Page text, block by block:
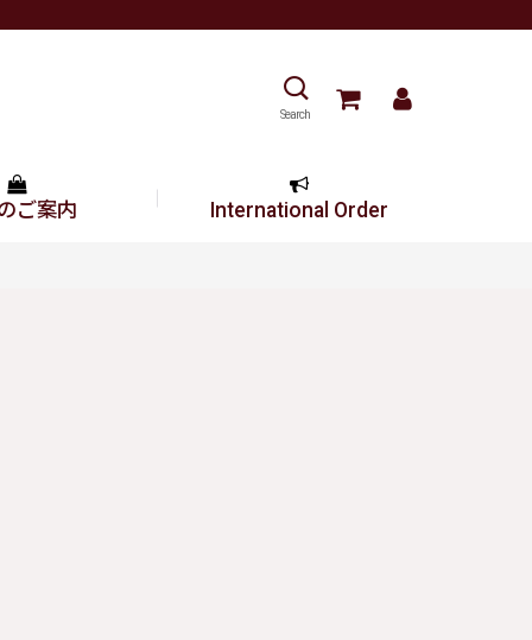
Search
ご案内 International Order